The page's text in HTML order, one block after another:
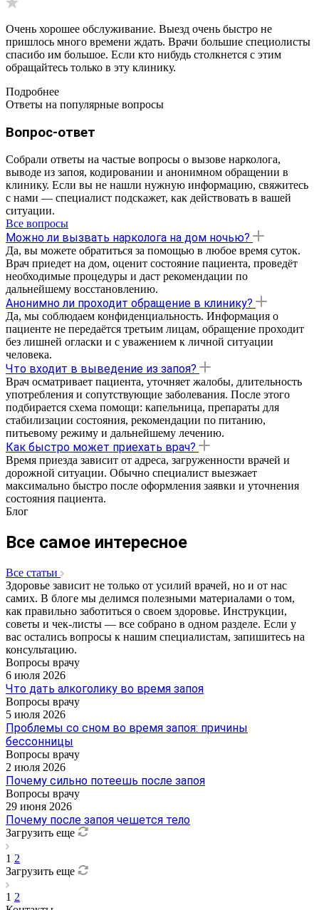
Очень хорошее обслуживание. Выезд очень быстро не
пришлось много времени ждать. Врачи большие специолисты
спасибо им большое. Если кто нибудь столкнется с этим
обращайтесь только в эту клинику.
Подробнее
Ответы на популярные вопросы
Вопрос-ответ
Собрали ответы на частые вопросы о вызове нарколога,
выводе из запоя, кодировании и анонимном обращении в
клинику. Если вы не нашли нужную информацию, свяжитесь
с нами — специалист подскажет, как действовать в вашей
ситуации.
Все вопросы
Можно ли вызвать нарколога на дом ночью?
Да, вы можете обратиться за помощью в любое время суток.
Врач приедет на дом, оценит состояние пациента, проведёт
необходимые процедуры и даст рекомендации по
дальнейшему восстановлению.
Анонимно ли проходит обращение в клинику?
Да, мы соблюдаем конфиденциальность. Информация о
пациенте не передаётся третьим лицам, обращение проходит
без лишней огласки и с уважением к личной ситуации
человека.
Что входит в выведение из запоя?
Врач осматривает пациента, уточняет жалобы, длительность
употребления и сопутствующие заболевания. После этого
подбирается схема помощи: капельница, препараты для
стабилизации состояния, рекомендации по питанию,
питьевому режиму и дальнейшему лечению.
Как быстро может приехать врач?
Время приезда зависит от адреса, загруженности врачей и
дорожной ситуации. Обычно специалист выезжает
максимально быстро после оформления заявки и уточнения
состояния пациента.
Блог
Все самое интересное
Все статьи
Здоровье зависит не только от усилий врачей, но и от нас
самих. В блоге мы делимся полезными материалами о том,
как правильно заботиться о своем здоровье. Инструкции,
советы и чек-листы — все собрано в одном разделе. Если у
вас остались вопросы к нашим специалистам, запишитесь на
консультацию.
Вопросы врачу
6 июля 2026
Что дать алкоголику во время запоя
Вопросы врачу
5 июля 2026
Проблемы со сном во время запоя: причины
бессонницы
Вопросы врачу
2 июля 2026
Почему сильно потеешь после запоя
Вопросы врачу
29 июня 2026
Почему после запоя чешется тело
Загрузить еще
1 2
Загрузить еще
1 2